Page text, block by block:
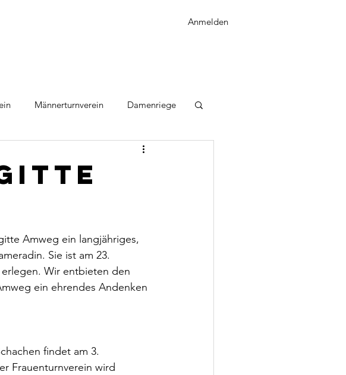
Anmelden
Männerturnverein Damenriege
Amweg ein langjähriges,
Sie ist am 23.
Wir entbieten den
ein ehrendes Andenken
findet am 3.
Frauenturnverein wird